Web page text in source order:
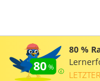
80
80 %